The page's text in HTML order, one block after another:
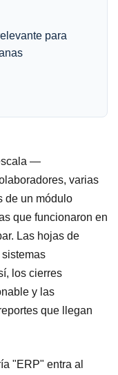
para
—
varias
de un módulo
que funcionaron en
Las hojas de
los cierres
y las
que llegan
"ERP" entra al